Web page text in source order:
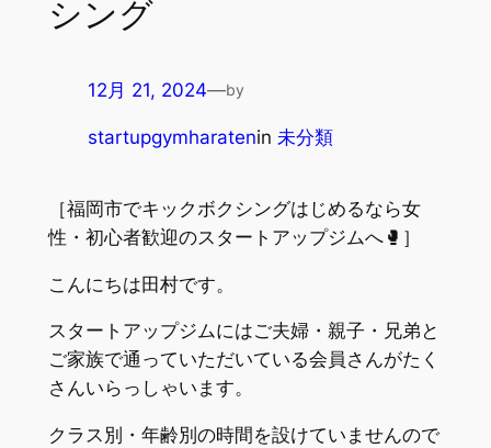
シング
12月 21, 2024—by
startupgymharatenin 未分類
［福岡市でキックボクシングはじめるなら女
性・初心者歓迎のスタートアップジムへ🥊］
こんにちは田村です。
スタートアップジムにはご夫婦・親子・兄弟と
ご家族で通っていただいている会員さんがたく
さんいらっしゃいます。
クラス別・年齢別の時間を設けていませんので